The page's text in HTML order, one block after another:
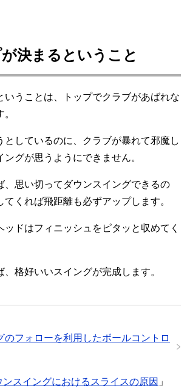
決まるということ
いうことは、トップでクラブがあばれな
としているのに、クラブが暴れて邪魔し
グが思うようにできません。
、思い切ってダウンスイングできるの
てくれば飛距離も必ずアップします。
ッドはフィニッシュをピタッと収めてく
、格好いいスイングが完成します。
のフォローを利用したボールコントロ
ンスイングにおけるスライスの原因 」